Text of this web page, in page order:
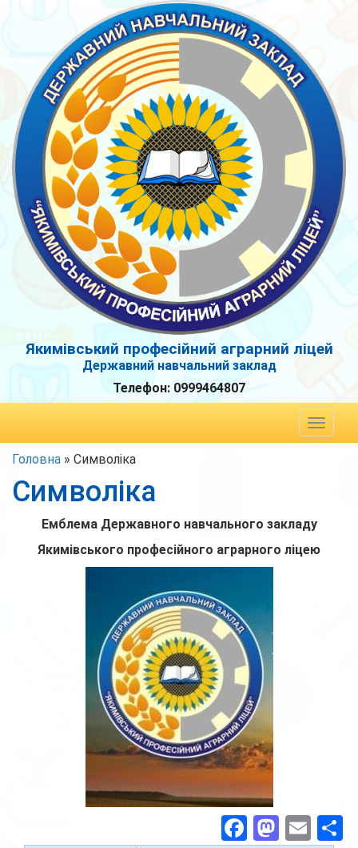
Якимівський професійний аграрний ліцей
Державний навчальний заклад
Телефон: 0999464807
Toggle
Головна » Символіка
Символіка
Емблема Державного навчального закладу
Якимівського професійного аграрного ліцею
Facebook